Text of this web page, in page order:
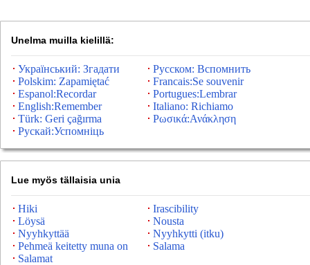
Unelma muilla kielillä:
Український: Згадати
Русском: Вспомнить
Polskim: Zapamiętać
Francais:Se souvenir
Espanol:Recordar
Portugues:Lembrar
English:Remember
Italiano: Richiamo
Türk: Geri çağırma
Ρωσικά:Ανάκληση
Рускай:Успомніць
Lue myös tällaisia ​​unia
Hiki
Irascibility
Löysä
Nousta
Nyyhkyttää
Nyyhkytti (itku)
Pehmeä keitetty muna on
Salama
Salamat